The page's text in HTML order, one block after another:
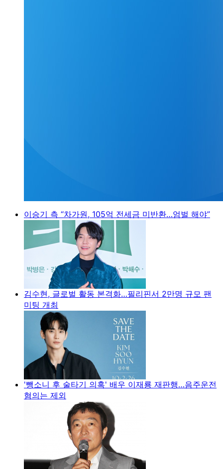
이승기 측 “차가원, 105억 전세금 미반환…엄벌 해야”
김수현, 글로벌 활동 본격화…필리핀서 2만명 규모 팬
미팅 개최
'뺑소니 후 술타기 의혹' 배우 이재룡 재판행…음주운전
혐의는 제외